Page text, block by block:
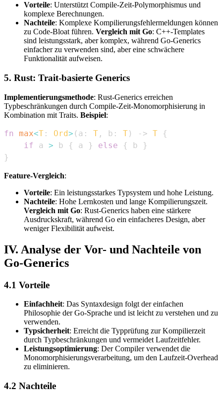
Vorteile: Unterstützt Compile-Zeit-Polymorphismus und
komplexe Berechnungen.
Nachteile: Komplexe Kompilierungsfehlermeldungen können
zu Code-Bloat führen. Vergleich mit Go: C++-Templates
sind leistungsstark, aber komplex, während Go-Generics
einfacher zu verwenden sind, aber eine schwächere
Funktionalität aufweisen.
5. Rust: Trait-basierte Generics
Implementierungsmethode: Rust-Generics erreichen
Typbeschränkungen durch Compile-Zeit-Monomorphisierung in
Kombination mit Traits. Beispiel:
fn max<T : Ord> ( a : T , b : T) -> T
{
if a > b { a } else { b
}
}
Feature-Vergleich:
Vorteile: Ein leistungsstarkes Typsystem und hohe Leistung.
Nachteile: Hohe Lernkosten und lange Kompilierungszeit.
Vergleich mit Go: Rust-Generics haben eine stärkere
Ausdruckskraft, während Go ein einfacheres Design, aber
weniger Flexibilität aufweist.
IV. Analyse der Vor- und Nachteile von
Go-Generics
4.1 Vorteile
Einfachheit: Das Syntaxdesign folgt der einfachen
Philosophie der Go-Sprache und ist leicht zu verstehen und zu
verwenden.
Typsicherheit: Erreicht die Typprüfung zur Kompilierzeit
durch Typbeschränkungen und vermeidet Laufzeitfehler.
Leistungsoptimierung: Der Compiler verwendet die
Monomorphisierungsverarbeitung, um den Laufzeit-Overhead
zu eliminieren.
4.2 Nachteile